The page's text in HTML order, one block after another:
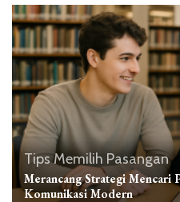
Tips Memilih Pasangan
Merancang Strategi Mencari
Komunikasi Modern